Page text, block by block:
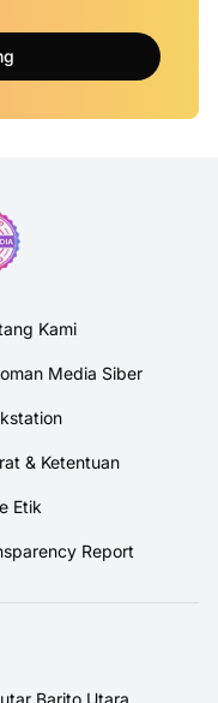
Kami
Media Siber
& Ketentuan
Etik
Report